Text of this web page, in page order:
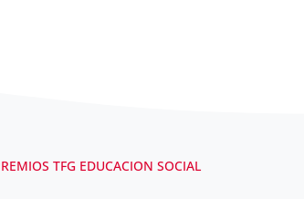
TFG EDUCACION SOCIAL